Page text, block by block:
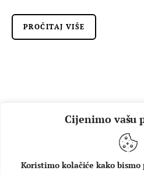
Cijenimo vašu
Koristimo kolačiće kako
PROČITAJ VIŠE